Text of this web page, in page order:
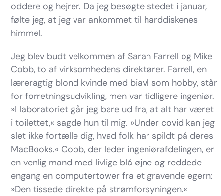
oddere og hejrer. Da jeg besøgte stedet i januar,
følte jeg, at jeg var ankommet til harddiskenes
himmel.
Jeg blev budt velkommen af Sarah Farrell og Mike
Cobb, to af virksomhedens direktører. Farrell, en
læreragtig blond kvinde med biavl som hobby, står
for forretningsudvikling, men var tidligere ingeniør.
»I laboratoriet går jeg bare ud fra, at alt har været
i toilettet,« sagde hun til mig. »Under covid kan jeg
slet ikke fortælle dig, hvad folk har spildt på deres
MacBooks.« Cobb, der leder ingeniørafdelingen, er
en venlig mand med livlige blå øjne og reddede
engang en computertower fra et gravende egern:
»Den tissede direkte på strømforsyningen.«